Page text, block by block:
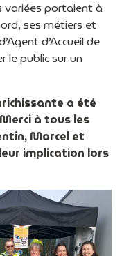
variées portaient à
ses métiers et
d’Accueil de
le public sur un
a été
à tous les
Marcel et
implication lors